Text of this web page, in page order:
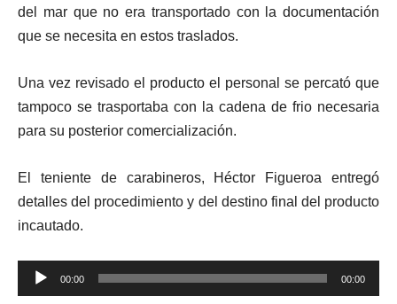
del mar que no era transportado con la documentación
que se necesita en estos traslados.
Una vez revisado el producto el personal se percató que
tampoco se trasportaba con la cadena de frio necesaria
para su posterior comercialización.
El teniente de carabineros, Héctor Figueroa entregó
detalles del procedimiento y del destino final del producto
incautado.
Reproductor
de
00:00 00:00